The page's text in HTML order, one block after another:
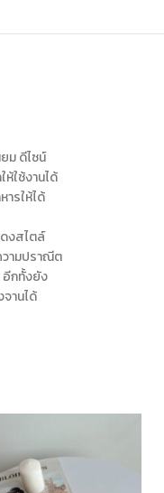
ม ดีไซน์
ใช้งานได้
ารให้ได้
งสไตล์
วามปราณีต
อีกทั้งยัง
จานได้